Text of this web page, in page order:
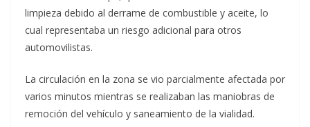
limpieza debido al derrame de combustible y aceite, lo
cual representaba un riesgo adicional para otros
automovilistas.
La circulación en la zona se vio parcialmente afectada por
varios minutos mientras se realizaban las maniobras de
remoción del vehículo y saneamiento de la vialidad.